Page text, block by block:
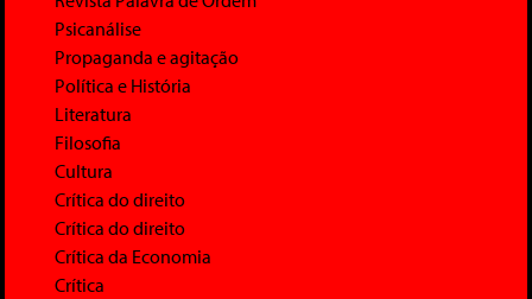
Psicanálise
Propaganda e agitação
Política e História
Literatura
Filosofia
Cultura
Crítica do direito
Crítica do direito
Crítica da Economia
Crítica